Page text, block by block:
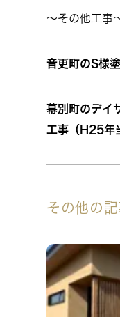
～その他工事
音更町のS様
幕別町のデイ
工事（H25年
その他の記